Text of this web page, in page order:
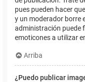
pues pueden hacer
y un moderador borre
administración puede
emoticones a utilizar
Arriba
¿Puedo publicar